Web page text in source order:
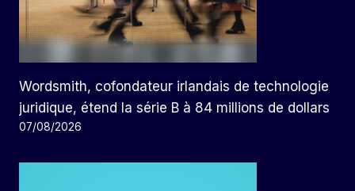
Wordsmith, cofondateur irlandais de technologie
juridique, étend la série B à 84 millions de dollars
07/08/2026